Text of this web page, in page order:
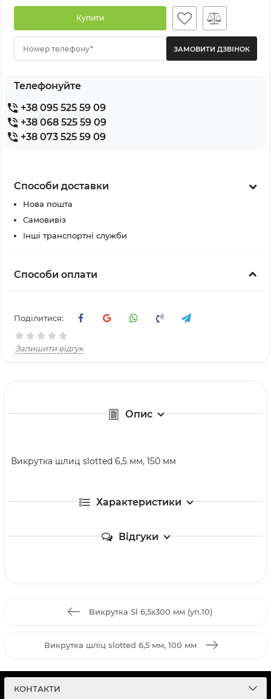
Купити
Номер телефону*
Телефонуйте
+38 095 525 59 09
+38 068 525 59 09
+38 073 525 59 09
Способи доставки
Нова пошта
Самовивіз
Інші транспортні служби
Способи оплати
Поділитися:
Залишити відгук
Опис
Викрутка шлиц slotted 6,5 мм, 150 мм
Характеристики
Відгуки
Викрутка Sl 6,5х300 мм (уп.10)
Викрутка шліц slotted 6,5 мм, 100 мм
КОНТАКТИ